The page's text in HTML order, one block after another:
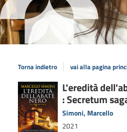
Torna indietro vai alla pagina
Dettaglio
del
documento
L'eredità
: Secretum
Simoni, Marcello
2021